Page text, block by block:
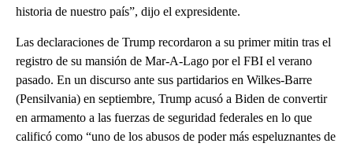
historia de nuestro país”, dijo el expresidente.
Las declaraciones de Trump recordaron a su primer mitin tras el
registro de su mansión de Mar-A-Lago por el FBI el verano
pasado. En un discurso ante sus partidarios en Wilkes-Barre
(Pensilvania) en septiembre, Trump acusó a Biden de convertir
en armamento a las fuerzas de seguridad federales en lo que
calificó como “uno de los abusos de poder más espeluznantes de